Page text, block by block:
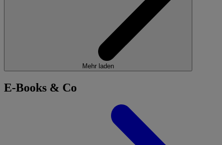
Mehr laden
E-Books & Co